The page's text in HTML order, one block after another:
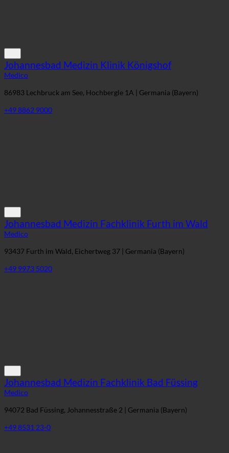
Johannesbad Medizin Klinik Königshof
Medico
86983 Lechbruck am See, Hochbergle 1A | Germania (Bayern)
+49 8862 9000
Johannesbad Medizin Fachklinik Furth im Wald
Medico
93437 Furth im Wald, Eichertweg 37 | Germania (Bayern)
+49 9973 5020
Johannesbad Medizin Fachklinik Bad Füssing
Medico
94072 Bad Füssing, Johannesstraße 2 | Germania (Bayern)
+49 8531 23-0